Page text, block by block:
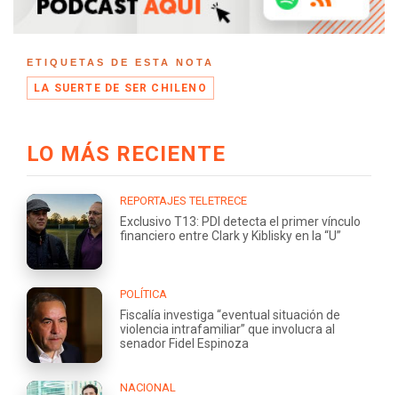
ETIQUETAS DE ESTA NOTA
LA SUERTE DE SER CHILENO
LO MÁS RECIENTE
REPORTAJES TELETRECE
Exclusivo T13: PDI detecta el primer vínculo
financiero entre Clark y Kiblisky en la “U”
POLÍTICA
Fiscalía investiga “eventual situación de
violencia intrafamiliar” que involucra al
senador Fidel Espinoza
NACIONAL